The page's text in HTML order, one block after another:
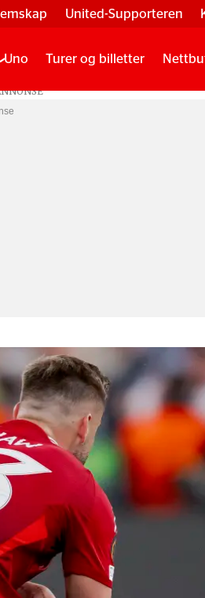
United-Supporteren
Uno Turer og billetter